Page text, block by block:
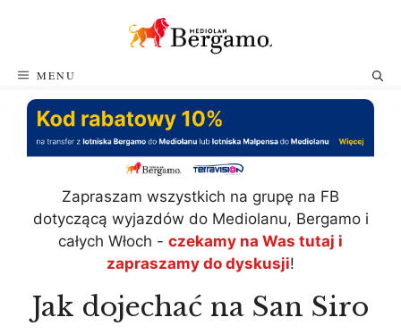
MENU
Zapraszam wszystkich na grupę na FB
dotyczącą wyjazdów do Mediolanu, Bergamo i
całych Włoch - czekamy na Was tutaj i
zapraszamy do dyskusji!
Jak dojechać na San Siro